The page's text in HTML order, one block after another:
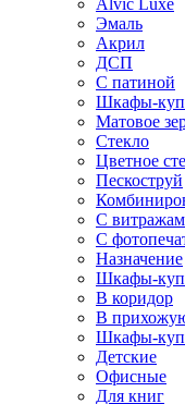
Alvic Luxe
Эмаль
Акрил
ДСП
С патиной
Шкафы-
Матовое
Стекло
Цветное
Пескоструй
С
С
Назначение
Шкафы-
В коридор
В
Шкафы-
Детские
Офисные
Для книг